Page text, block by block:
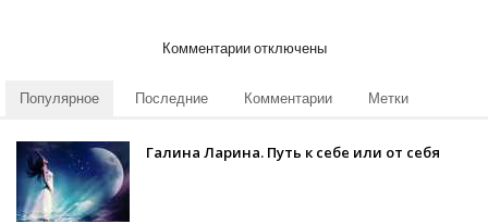
Комментарии отключены
Популярное Последние Комментарии Метки
Галина Ларина. Путь к себе или от себя